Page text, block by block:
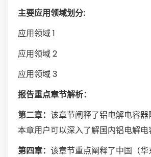
主要应用领域划分:
应用领域 1
应用领域 2
应用领域 3
报告重点章节解析：
第二章： 该章节阐释了铝电解电容
本章用户可以深入了解国内铝电解
第四章： 该章节重点阐释了中国（